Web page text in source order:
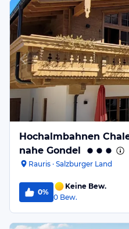
Hochalmbahnen
nahe Gondel
Rauris · Salzburger Land
0%
Keine Bew.
0 Bew.